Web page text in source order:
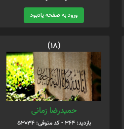
ورود به صفحه یادبود
(18)
حمیدرضا زمانی
بازدید: 364 - کد متوفی: 53034